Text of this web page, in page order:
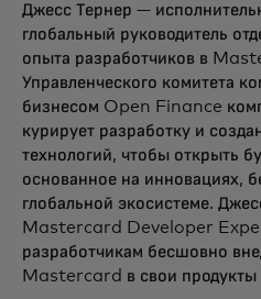
Джесс Тернер —
глобальный руководитель
опыта разработчиков в
Управленческого комитета
бизнесом Open Finance
курирует разработку и
технологий, чтобы открыть
основанное на инновациях,
глобальной экосистеме.
Mastercard Developer
разработчикам бесшовно
Mastercard в свои продукты